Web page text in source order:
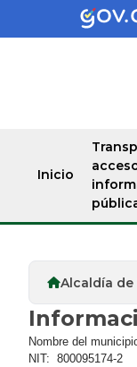
Inicio
Alcaldía de
​Nombre del
NIT: 800095174-2